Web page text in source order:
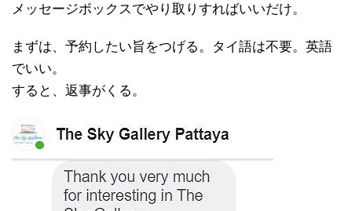
メッセージボックスでやり取りすればいいだけ。
まずは、予約したい旨をつげる。タイ語は不要。英語
でいい。
すると、返事がくる。